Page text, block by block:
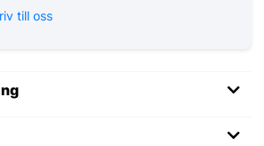
till oss